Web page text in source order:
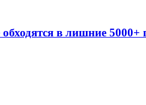
в лишние 5000+